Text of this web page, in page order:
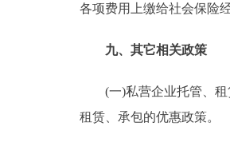
各项费用上缴给社会保险
九、其它相关政策
(一)私营企业托管、租
租赁、承包的优惠政策。